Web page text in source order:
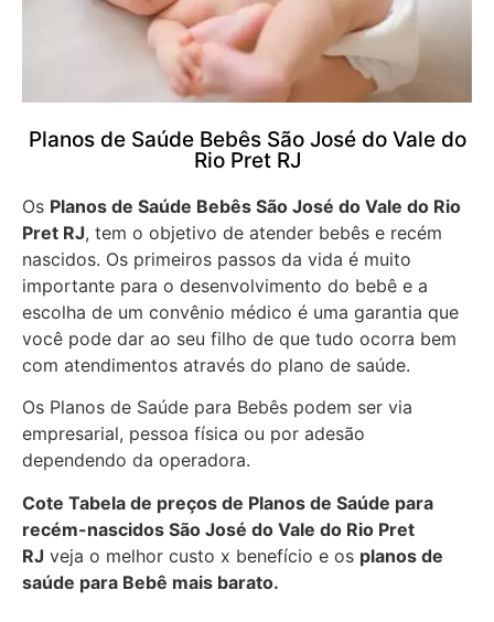
Planos de Saúde Bebês São José do Vale do
Rio Pret RJ
Os Planos de Saúde Bebês São José do Vale do Rio
Pret RJ, tem o objetivo de atender bebês e recém
nascidos. Os primeiros passos da vida é muito
importante para o desenvolvimento do bebê e a
escolha de um convênio médico é uma garantia que
você pode dar ao seu filho de que tudo ocorra bem
com atendimentos através do plano de saúde.
Os Planos de Saúde para Bebês podem ser via
empresarial, pessoa física ou por adesão
dependendo da operadora.
Cote Tabela de preços de Planos de Saúde para
recém-nascidos São José do Vale do Rio Pret
RJ veja o melhor custo x benefício e os planos de
saúde para Bebê mais barato.